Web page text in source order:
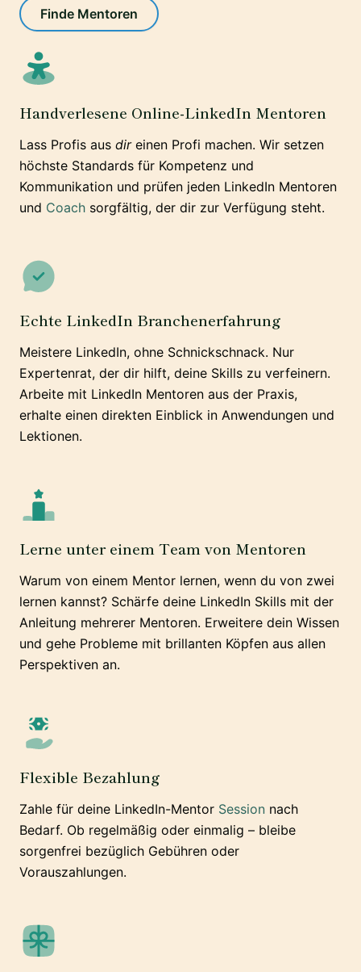
Finde Mentoren
Handverlesene Online-LinkedIn Mentoren
Lass Profis aus direinen Profi machen. Wir setzen
höchste Standards für Kompetenz und
Kommunikation und prüfen jeden LinkedIn Mentoren
und Coach sorgfältig, der dir zur Verfügung steht.
Echte LinkedIn Branchenerfahrung
Meistere LinkedIn, ohne Schnickschnack. Nur
Expertenrat, der dir hilft, deine Skills zu verfeinern.
Arbeite mit LinkedIn Mentoren aus der Praxis,
erhalte einen direkten Einblick in Anwendungen und
Lektionen.
Lerne unter einem Team von Mentoren
Warum von einem Mentor lernen, wenn du von zwei
lernen kannst? Schärfe deine LinkedIn Skills mit der
Anleitung mehrerer Mentoren. Erweitere dein Wissen
und gehe Probleme mit brillanten Köpfen aus allen
Perspektiven an.
Flexible Bezahlung
Zahle für deine LinkedIn-Mentor Session nach
Bedarf. Ob regelmäßig oder einmalig – bleibe
sorgenfrei bezüglich Gebühren oder
Vorauszahlungen.